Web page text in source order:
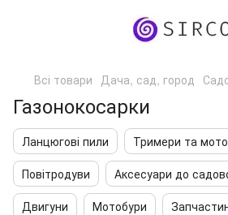
Всі товари Дача, сад, город
Газонокосарки
Ланцюгові пили Тримери та
Повітродуви
Аксесуари до
Двигуни
Мотобури